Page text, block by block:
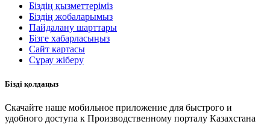
Біздің қызметтеріміз
Біздің жобаларымыз
Пайдалану шарттары
Бізге хабарласыңыз
Сайт картасы
Сұрау жіберу
Бізді қолдаңыз
Скачайте наше мобильное приложение для быстрого и
удобного доступа к Производственному порталу Казахстана